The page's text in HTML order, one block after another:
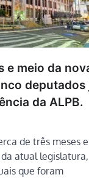
e meio da
deputados
da ALPB.
de três meses e
atual
que foram